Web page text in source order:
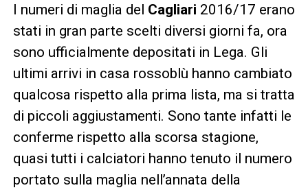
I numeri di maglia del Cagliari 2016/17 erano
stati in gran parte scelti diversi giorni fa, ora
sono ufficialmente depositati in Lega. Gli
ultimi arrivi in casa rossoblù hanno cambiato
qualcosa rispetto alla prima lista, ma si tratta
di piccoli aggiustamenti. Sono tante infatti le
conferme rispetto alla scorsa stagione,
quasi tutti i calciatori hanno tenuto il numero
portato sulla maglia nell’annata della